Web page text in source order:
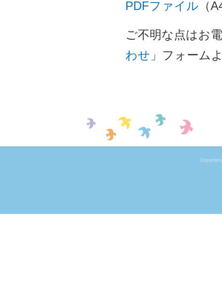
PDFファイル （
ご不明な点はお
わせ 」フォーム